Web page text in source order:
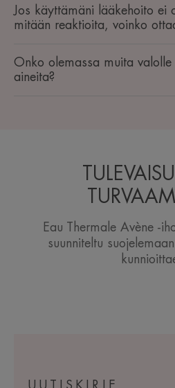
Jos käyttämäni lääkehoito ei
mitään reaktioita, voinko
Onko olemassa muita valolle
aineita?
Eau Thermale Avène -
suunniteltu
UUTISKIRJE